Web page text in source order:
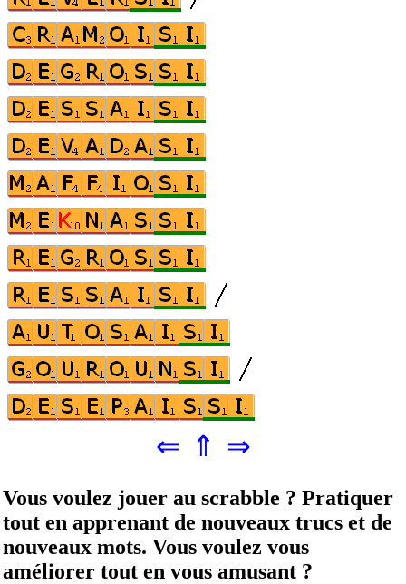
⇐ ⇑ ⇒
Vous voulez jouer au scrabble ? Pratiquer
tout en apprenant de nouveaux trucs et de
nouveaux mots. Vous voulez vous
améliorer tout en vous amusant ?